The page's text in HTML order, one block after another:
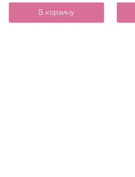
В корзину